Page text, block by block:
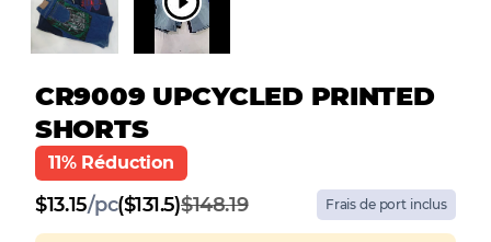
CR9009 UPCYCLED PRINTED
SHORTS
11% Réduction
$13.15/pc($131.5)$148.19 Frais de port inclus